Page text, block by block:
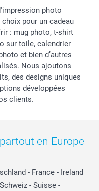
photo
pour un cadeau
: mug photo, t-shirt
sur toile, calendrier
et bien d’autres
Nous ajoutons
des designs uniques
développées
clients.
en Europe
- France - Ireland
Schweiz - Suisse -